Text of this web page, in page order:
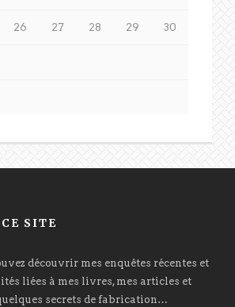
26 27 28 29 30
SITE
découvrir mes enquêtes récentes et
liées à mes livres, mes articles et
secrets de fabrication…